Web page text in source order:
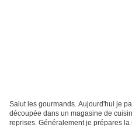
Salut les gourmands. Aujourd'hui je
découpée dans un magasine de
reprises. Généralement je prépares